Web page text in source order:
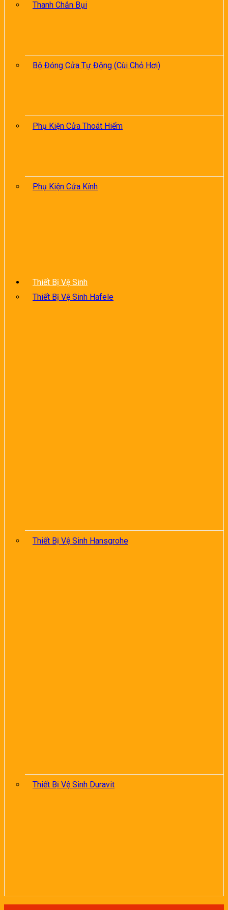
Thanh Chắn Bụi
Bộ Đóng Cửa Tự Động (Cùi Chỏ Hơi)
Phụ Kiện Cửa Thoát Hiểm
Phụ Kiện Cửa Kính
Thiết Bị Vệ Sinh
Thiết Bị Vệ Sinh Hafele
Thiết Bị Vệ Sinh Hansgrohe
Thiết Bị Vệ Sinh Duravit